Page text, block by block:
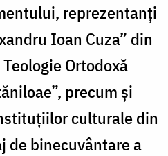
reprezentanți
Ioan Cuza” din
Ortodoxă
precum și
culturale din
de binecuvântare a